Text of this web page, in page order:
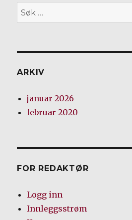
Søk
etter:
ARKIV
januar 2026
februar 2020
FOR REDAKTØR
Logg inn
Innleggsstrøm